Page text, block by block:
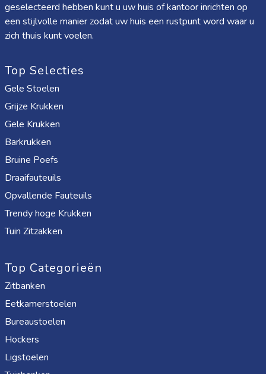
geselecteerd hebben kunt u uw huis of kantoor inrichten op
een stijlvolle manier zodat uw huis een rustpunt word waar u
zich thuis kunt voelen.
Top Selecties
Gele Stoelen
Grijze Krukken
Gele Krukken
Barkrukken
Bruine Poefs
Draaifauteuils
Opvallende Fauteuils
Trendy hoge Krukken
Tuin Zitzakken
Top Categorieën
Zitbanken
Eetkamerstoelen
Bureaustoelen
Hockers
Ligstoelen